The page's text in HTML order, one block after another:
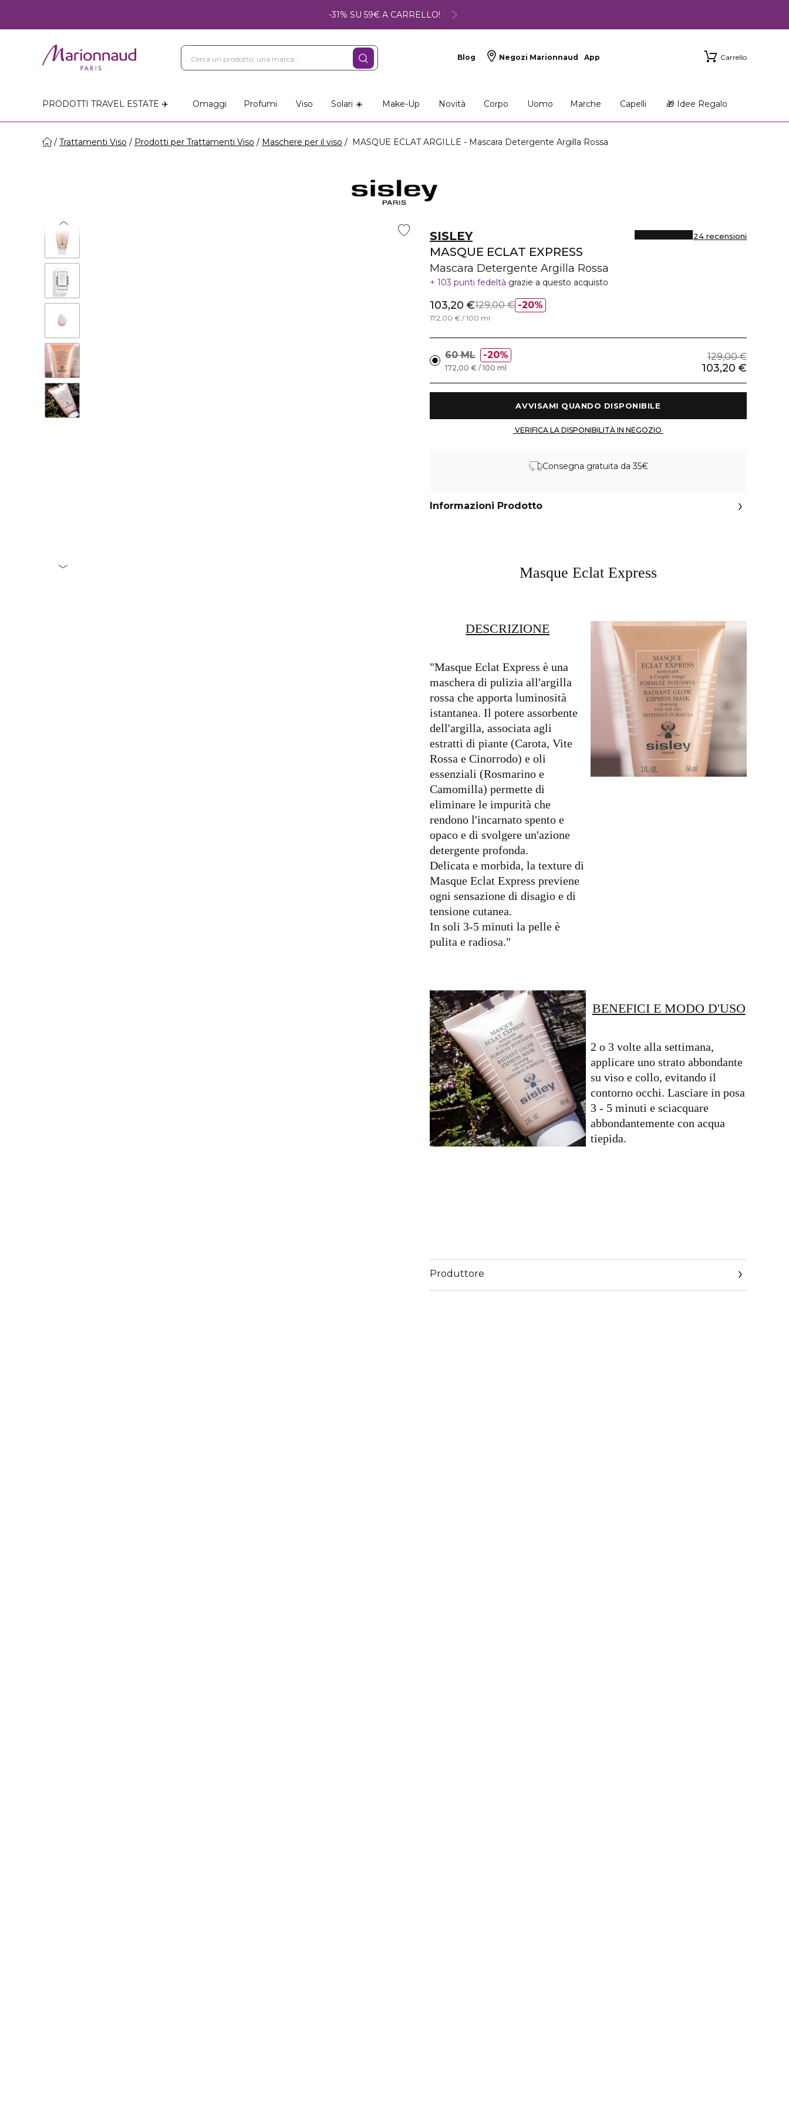
-31% SU 59€ A CARRELLO!
Blog Negozi Marionnaud App Carrello
PRODOTTI TRAVEL ESTATE ✈️ Omaggi Profumi Viso Solari ☀️ Make-Up Novità Corpo Uomo Marche Capelli 🎁 Idee Regalo
Trattamenti Viso Prodotti per Trattamenti Viso Maschere per il viso MASQUE ECLAT ARGILLE - Mascara Detergente Argilla Rossa
SISLEY
MASQUE ECLAT EXPRESS
Mascara Detergente Argilla Rossa
24 recensioni
103 punti fedeltà grazie a questo acquisto
20%
103,20 €129,00 €
172,00 € / 100 ml
60 ML 20% 129,00 €
103,20 €
172,00 € / 100 ml
Consegna gratuita da 35€
Informazioni Prodotto
Masque Eclat Express
DESCRIZIONE
"Masque Eclat Express è una
maschera di pulizia all'argilla
rossa che apporta luminosità
istantanea. Il potere assorbente
dell'argilla, associata agli
estratti di piante (Carota, Vite
Rossa e Cinorrodo) e oli
essenziali (Rosmarino e
Camomilla) permette di
eliminare le impurità che
rendono l'incarnato spento e
opaco e di svolgere un'azione
detergente profonda.
Delicata e morbida, la texture di
Masque Eclat Express previene
ogni sensazione di disagio e di
tensione cutanea.
In soli 3-5 minuti la pelle è
pulita e radiosa."
BENEFICI E MODO D'USO
2 o 3 volte alla settimana,
applicare uno strato abbondante
su viso e collo, evitando il
contorno occhi. Lasciare in posa
3 - 5 minuti e sciacquare
abbondantemente con acqua
tiepida.
Produttore